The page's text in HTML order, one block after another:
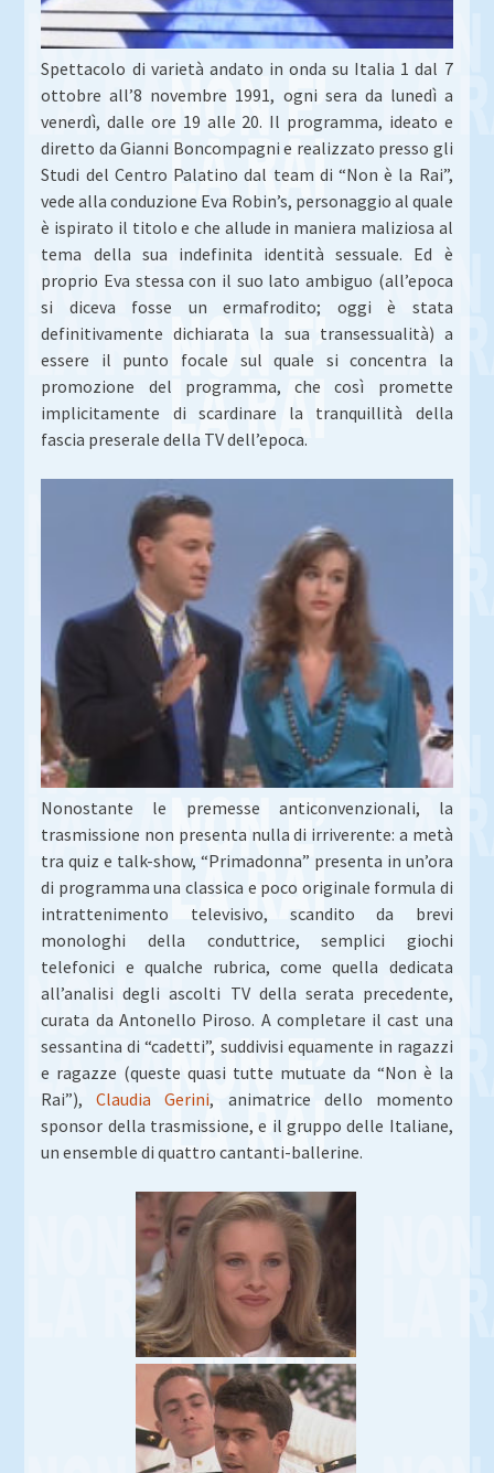
Spettacolo di varietà andato in onda su Italia 1 dal 7
ottobre all’8 novembre 1991, ogni sera da lunedì a
venerdì, dalle ore 19 alle 20. Il programma, ideato e
diretto da Gianni Boncompagni e realizzato presso gli
Studi del Centro Palatino dal team di “Non è la Rai”,
vede alla conduzione Eva Robin’s, personaggio al quale
è ispirato il titolo e che allude in maniera maliziosa al
tema della sua indefinita identità sessuale. Ed è
proprio Eva stessa con il suo lato ambiguo (all’epoca
si diceva fosse un ermafrodito; oggi è stata
definitivamente dichiarata la sua transessualità) a
essere il punto focale sul quale si concentra la
promozione del programma, che così promette
implicitamente di scardinare la tranquillità della
fascia preserale della TV dell’epoca.
Nonostante le premesse anticonvenzionali, la
trasmissione non presenta nulla di irriverente: a metà
tra quiz e talk-show, “Primadonna” presenta in un’ora
di programma una classica e poco originale formula di
intrattenimento televisivo, scandito da brevi
monologhi della conduttrice, semplici giochi
telefonici e qualche rubrica, come quella dedicata
all’analisi degli ascolti TV della serata precedente,
curata da Antonello Piroso. A completare il cast una
sessantina di “cadetti”, suddivisi equamente in ragazzi
e ragazze (queste quasi tutte mutuate da “Non è la
Rai”),Claudia Gerini, animatrice dello momento
sponsor della trasmissione, e il gruppo delle Italiane,
un ensemble di quattro cantanti-ballerine.